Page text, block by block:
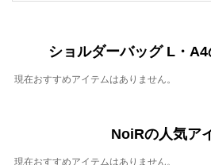
ショルダーバッグ L・
現在おすすめアイテムはありません。
NoiRの人気ア
現在おすすめアイテムはありません。